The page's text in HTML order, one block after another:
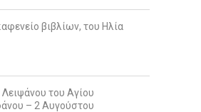
βιβλίων, του Ηλία
του Αγίου
– 2 Αυγούστου